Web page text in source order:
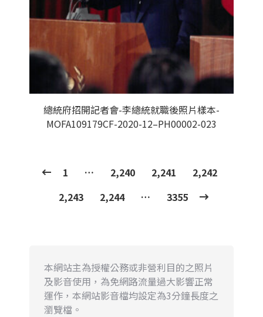
總統府招開記者會-李總統就職後照片樣本-
MOFA109179CF-2020-12–PH00002-023
1 … 2,240 2,241
2,242
2,243
2,244 … 3355
本網站主為授權公務或非營利目的之照片
及影音使用，為免網路流量過大影響正常
運作，本網站影音檔均設定為3分鐘長度之
瀏覽檔。